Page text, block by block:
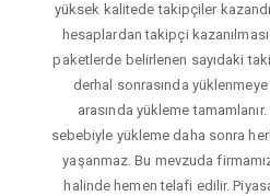
yüksek kalitede takipçiler
hesaplardan takipçi
paketlerde belirlenen sayıdaki
derhal sonrasında yüklenmeye
arasında yükleme
sebebiyle yükleme daha sonra
yaşanmaz. Bu mevzuda
halinde hemen telafi edilir.